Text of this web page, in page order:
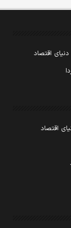
دنیای اقتصاد
اقتصاد